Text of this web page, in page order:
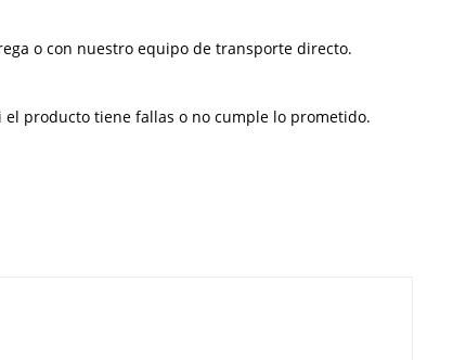
o con nuestro equipo de transporte directo.
el producto tiene fallas o no cumple lo prometido.